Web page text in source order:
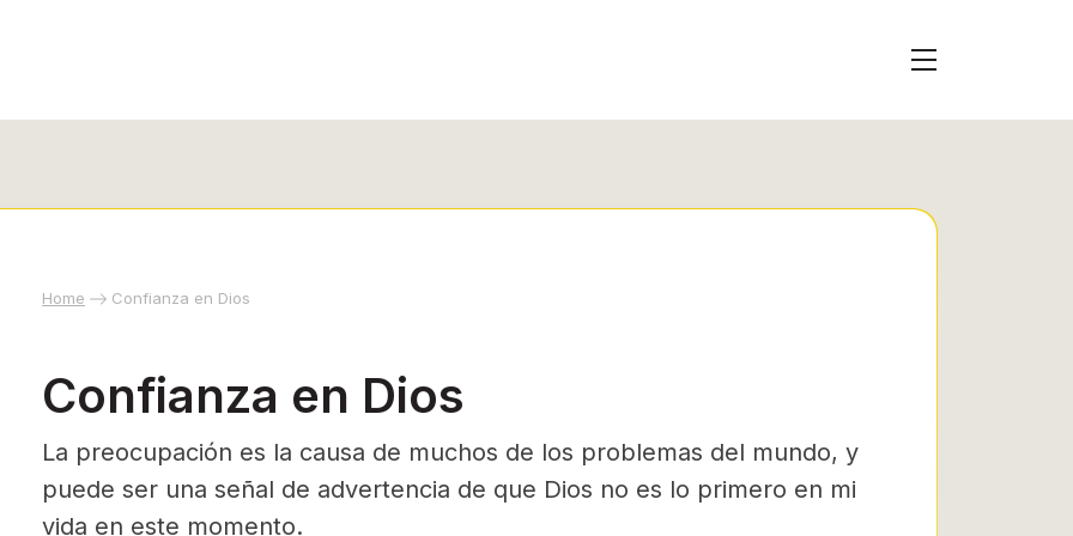
Home Confianza en Dios
Confianza en Dios
La preocupación es la causa de muchos de los problemas del mundo, y
puede ser una señal de advertencia de que Dios no es lo primero en mi
vida en este momento.